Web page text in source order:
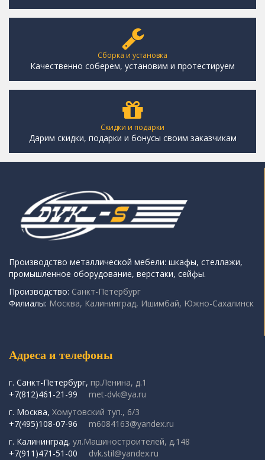
Сборка и установка
Качественно соберем, установим и протестируем
Скидки и подарки
Дарим скидки, подарки и бонусы своим заказчикам
Производство металлической мебели: шкафы, стеллажи,
промышленное оборудование, верстаки, сейфы.
Производство: Санкт-Петербург
Филиалы: Москва, Калининград, Ишимбай, Южно-Сахалинск
Адреса и телефоны
г. Санкт-Петербург, пр.Ленина, д.1
+7(812)461-21-99
met-dvk@ya.ru
г. Москва, Хомутовский туп., 6/3
+7(495)108-07-96
m6084163@yandex.ru
г. Калининград, ул.Машиностроителей, д.148
+7(911)471-51-00
dvk.stil@yandex.ru